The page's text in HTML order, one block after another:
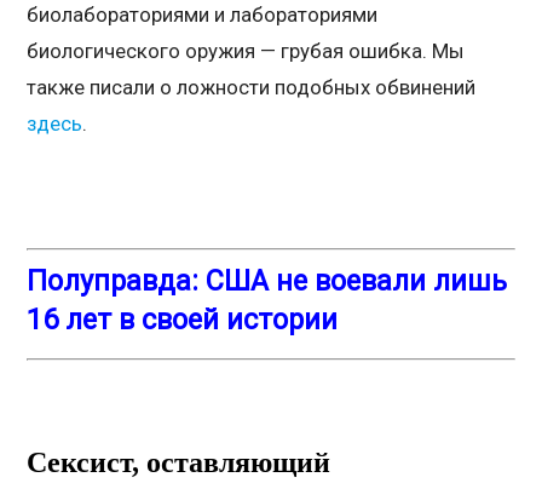
биолабораториями и лабораториями
биологического оружия — грубая ошибка. Мы
также писали о ложности подобных обвинений
здесь.
Полуправда: США не воевали лишь
16 лет в своей истории
Сексист, оставляющий